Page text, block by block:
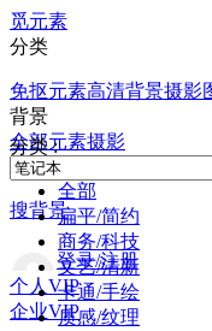
觅元素
分类
免抠元素高清背景摄影
背景
全部元素摄影
搜背景
登录/注册
个人VIP
企业VIP
分类 :
全部
扁平/简约
商务/科技
文艺/清新
卡通/手绘
质感/纹理